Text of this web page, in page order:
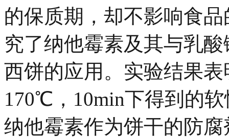
的保质期，却不影响食
究了纳他霉素及其与乳
西饼的应用。实验结果
170℃，10min下得到的
纳他霉素作为饼干的防